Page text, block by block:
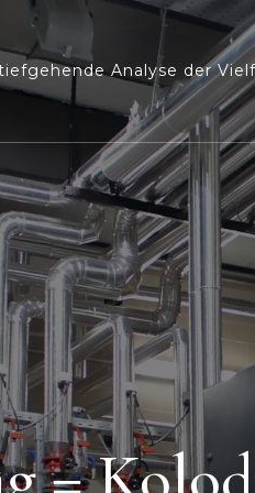
Analyse der